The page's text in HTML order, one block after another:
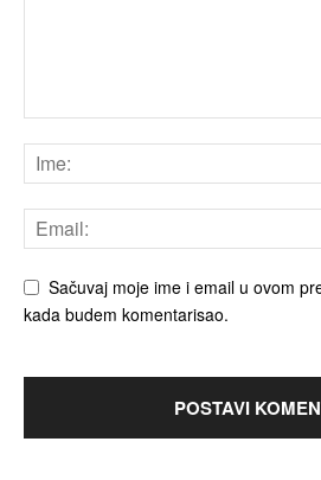
Sačuvaj moje ime i email u ovom
kada budem komentarisao.